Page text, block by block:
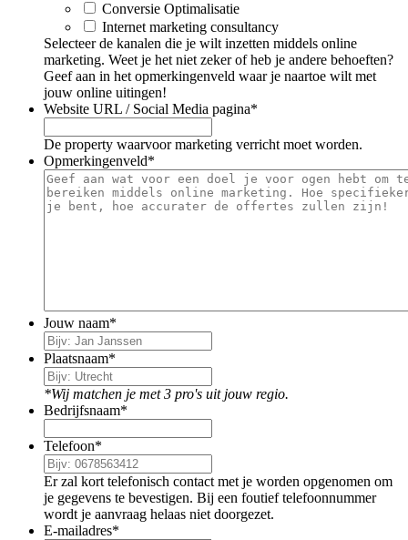
Conversie Optimalisatie
Internet marketing consultancy
Selecteer de kanalen die je wilt inzetten middels online
marketing. Weet je het niet zeker of heb je andere behoeften?
Geef aan in het opmerkingenveld waar je naartoe wilt met
jouw online uitingen!
Website URL / Social Media pagina*
De property waarvoor marketing verricht moet worden.
Opmerkingenveld*
Jouw naam*
Plaatsnaam*
*Wij matchen je met 3 pro's uit jouw regio.
Bedrijfsnaam*
Telefoon*
Er zal kort telefonisch contact met je worden opgenomen om
je gegevens te bevestigen. Bij een foutief telefoonnummer
wordt je aanvraag helaas niet doorgezet.
E-mailadres*